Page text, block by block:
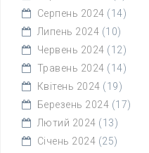
Серпень 2024 (14)
Липень 2024 (10)
Червень 2024 (12)
Травень 2024 (14)
Квітень 2024 (19)
Березень 2024 (17)
Лютий 2024 (13)
Січень 2024 (25)